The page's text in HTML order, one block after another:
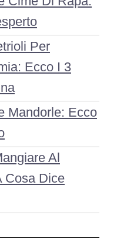
Per
Ecco I 3
Mandorle: Ecco
Al
Cosa Dice